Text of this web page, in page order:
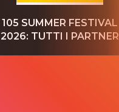
105 SUMMER FESTIVAL
2026: TUTTI I PARTNER